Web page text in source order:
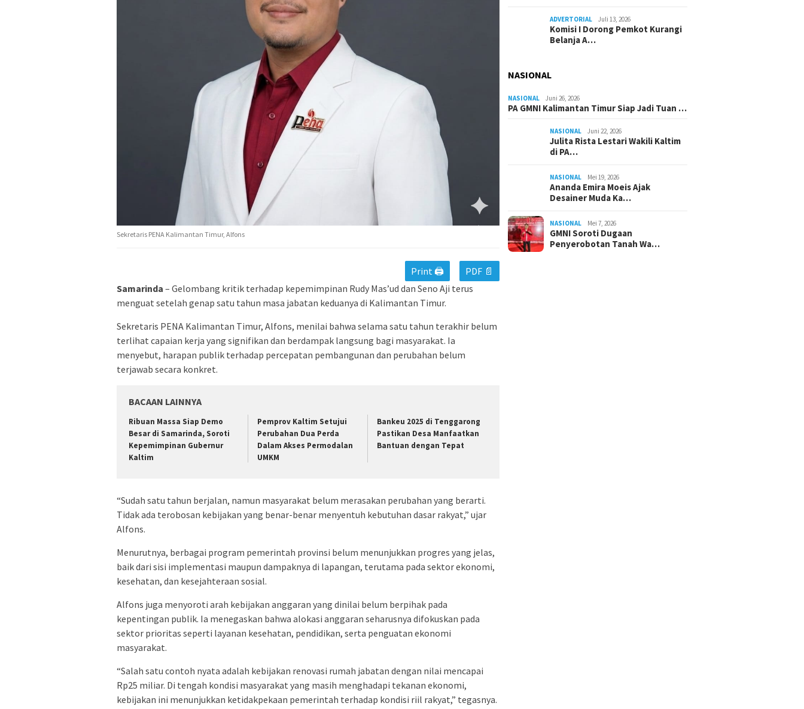
Sekretaris PENA Kalimantan Timur, Alfons
Print 🖨
PDF 📄
Samarinda – Gelombang kritik terhadap kepemimpinan Rudy Mas’ud dan Seno Aji terus
menguat setelah genap satu tahun masa jabatan keduanya di Kalimantan Timur.
Sekretaris PENA Kalimantan Timur, Alfons, menilai bahwa selama satu tahun terakhir belum
terlihat capaian kerja yang signifikan dan berdampak langsung bagi masyarakat. Ia
menyebut, harapan publik terhadap percepatan pembangunan dan perubahan belum
terjawab secara konkret.
BACAAN LAINNYA
Ribuan Massa Siap Demo
Besar di Samarinda, Soroti
Kepemimpinan Gubernur
Kaltim
Pemprov Kaltim Setujui
Perubahan Dua Perda
Dalam Akses Permodalan
UMKM
Bankeu 2025 di Tenggarong
Pastikan Desa Manfaatkan
Bantuan dengan Tepat
“Sudah satu tahun berjalan, namun masyarakat belum merasakan perubahan yang berarti.
Tidak ada terobosan kebijakan yang benar-benar menyentuh kebutuhan dasar rakyat,” ujar
Alfons.
Menurutnya, berbagai program pemerintah provinsi belum menunjukkan progres yang jelas,
baik dari sisi implementasi maupun dampaknya di lapangan, terutama pada sektor ekonomi,
kesehatan, dan kesejahteraan sosial.
Alfons juga menyoroti arah kebijakan anggaran yang dinilai belum berpihak pada
kepentingan publik. Ia menegaskan bahwa alokasi anggaran seharusnya difokuskan pada
sektor prioritas seperti layanan kesehatan, pendidikan, serta penguatan ekonomi
masyarakat.
“Salah satu contoh nyata adalah kebijakan renovasi rumah jabatan dengan nilai mencapai
Rp25 miliar. Di tengah kondisi masyarakat yang masih menghadapi tekanan ekonomi,
kebijakan ini menunjukkan ketidakpekaan pemerintah terhadap kondisi riil rakyat,” tegasnya.
ADVERTORIAL Juli 13, 2026
Komisi I Dorong Pemkot Kurangi
Belanja A…
NASIONAL
NASIONAL Juni 26, 2026
PA GMNI Kalimantan Timur Siap Jadi Tuan …
NASIONAL Juni 22, 2026
Julita Rista Lestari Wakili Kaltim
di PA…
NASIONAL Mei 19, 2026
Ananda Emira Moeis Ajak
Desainer Muda Ka…
NASIONAL Mei 7, 2026
GMNI Soroti Dugaan
Penyerobotan Tanah Wa…